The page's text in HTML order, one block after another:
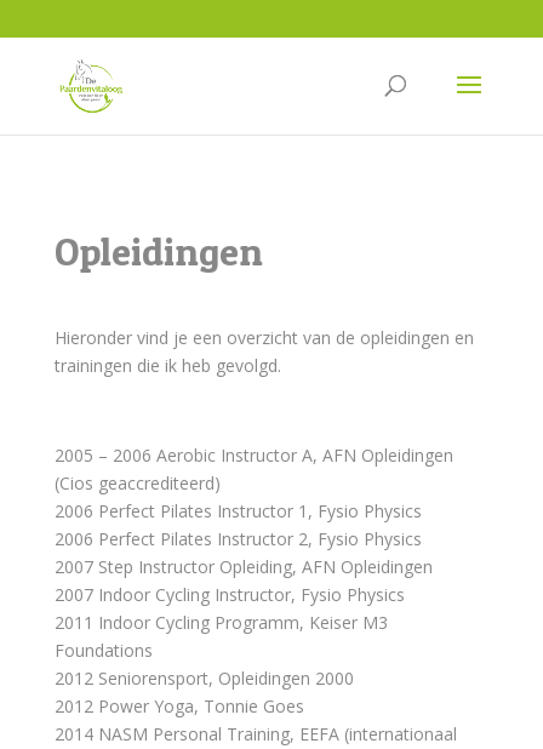
Opleidingen
Hieronder vind je een overzicht van de opleidingen en
trainingen die ik heb gevolgd.
2005 – 2006 Aerobic Instructor A, AFN Opleidingen
(Cios geaccrediteerd)
2006 Perfect Pilates Instructor 1, Fysio Physics
2006 Perfect Pilates Instructor 2, Fysio Physics
2007 Step Instructor Opleiding, AFN Opleidingen
2007 Indoor Cycling Instructor, Fysio Physics
2011 Indoor Cycling Programm, Keiser M3
Foundations
2012 Seniorensport, Opleidingen 2000
2012 Power Yoga, Tonnie Goes
2014 NASM Personal Training, EEFA (internationaal